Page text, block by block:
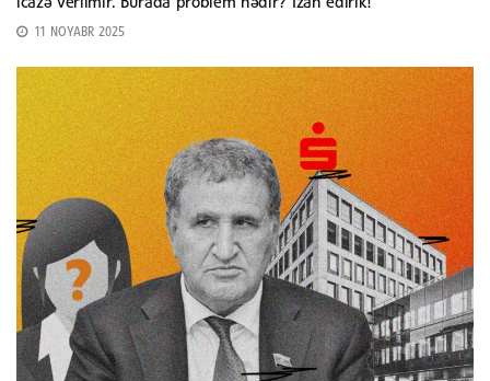
icazə verilmir. Burada problem nədir? İzah edirik!
11 NOYABR 2025